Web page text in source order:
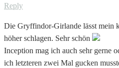
Reply
Die Gryffindor-Girlande lässt mein
höher schlagen. Sehr schön
Inception mag ich auch sehr gerne
ich letzteren zwei Mal gucken